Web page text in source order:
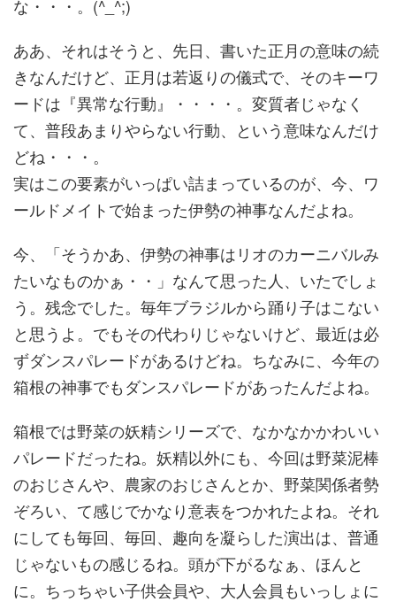
な・・・。(^_^;)
ああ、それはそうと、先日、書いた正月の意味の続
きなんだけど、正月は若返りの儀式で、そのキーワ
ードは『異常な行動』・・・・。変質者じゃなく
て、普段あまりやらない行動、という意味なんだけ
どね・・・。
実はこの要素がいっぱい詰まっているのが、今、ワ
ールドメイトで始まった伊勢の神事なんだよね。
今、「そうかあ、伊勢の神事はリオのカーニバルみ
たいなものかぁ・・」なんて思った人、いたでしょ
う。残念でした。毎年ブラジルから踊り子はこない
と思うよ。でもその代わりじゃないけど、最近は必
ずダンスパレードがあるけどね。ちなみに、今年の
箱根の神事でもダンスパレードがあったんだよね。
箱根では野菜の妖精シリーズで、なかなかかわいい
パレードだったね。妖精以外にも、今回は野菜泥棒
のおじさんや、農家のおじさんとか、野菜関係者勢
ぞろい、て感じでかなり意表をつかれたよね。それ
にしても毎回、毎回、趣向を凝らした演出は、普通
じゃないもの感じるね。頭が下がるなぁ、ほんと
に。ちっちゃい子供会員や、大人会員もいっしょに